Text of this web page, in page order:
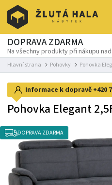
DOPRAVA ZDARMA
Na všechny produkty při nákupu nad
Hlavní strana Pohovky Pohovka
Informace k dopravě +420
Pohovka Elegant
DOPRAVA ZDARMA